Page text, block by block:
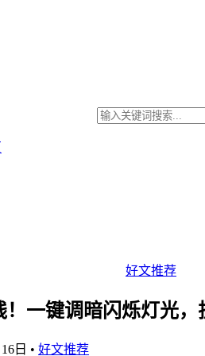
好文推荐
！一键调暗闪烁灯光，
日 • 好文推荐